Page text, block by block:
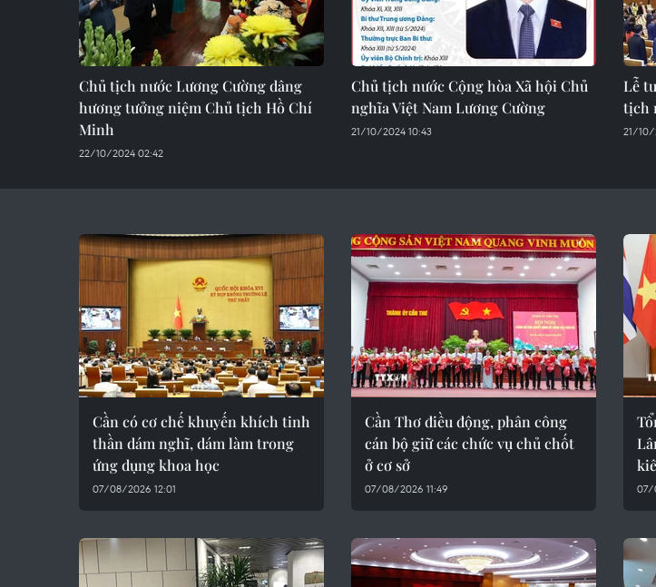
Chủ tịch nước Lương Cường dâng
hương tưởng niệm Chủ tịch Hồ Chí
Minh
22/10/2024 02:42
Chủ tịch nước Cộng hòa Xã hội Chủ
nghĩa Việt Nam Lương Cường
21/10/2024 10:43
Lễ
tịch
21/10/
Cần có cơ chế khuyến khích tinh
thần dám nghĩ, dám làm trong
ứng dụng khoa học
07/08/2026 12:01
Cần Thơ điều động, phân công
cán bộ giữ các chức vụ chủ chốt
ở cơ sở
07/08/2026 11:49 07/